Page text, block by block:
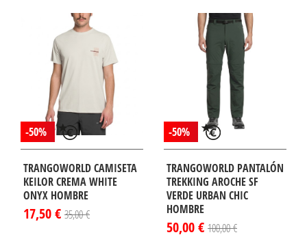
-50%
TRANGOWORLD CAMISETA
KEILOR CREMA WHITE
ONYX HOMBRE
17,50 € 35,00 €
-50%
TRANGOWORLD PANTALÓN
TREKKING AROCHE SF
VERDE URBAN CHIC
HOMBRE
50,00 € 100,00 €